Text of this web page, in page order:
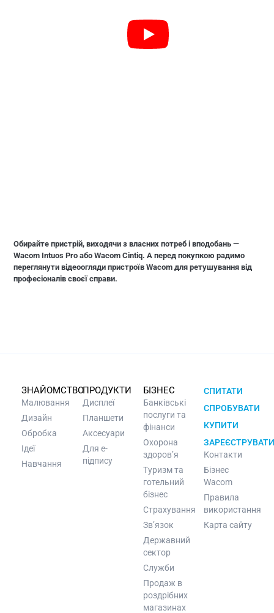
Обирайте пристрій, виходячи з власних потреб і вподобань —
Wacom Intuos Pro або Wacom Cintiq. А перед покупкою радимо
переглянути відеоогляди пристроїв Wacom для ретушування від
професіоналів своєї справи.
ЗНАЙОМСТВО
Малювання
Дизайн
Обробка
Ідеї
Навчання
ПРОДУКТИ
Дисплеї
Планшети
Аксесуари
Для e-
підпису
БІЗНЕС
Банківські
послуги та
фінанси
Охорона
здоров’я
Туризм та
готельний
бізнес
Страхування
Зв’язок
Державний
сектор
Служби
Продаж в
роздрібних
магазинах
СПИТАТИ
СПРОБУВАТИ
КУПИТИ
Контакти
Бізнес
Wacom
Правила
використання
Карта сайту